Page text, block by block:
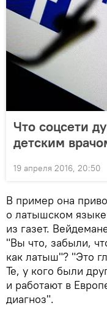
Что соцсети
детским
19 апреля 2016, 20:50
В пример она
о латышском
из газет.
"Вы что, забыли,
как латыш"? "Это
Те, у кого были
и работают в
диагноз".